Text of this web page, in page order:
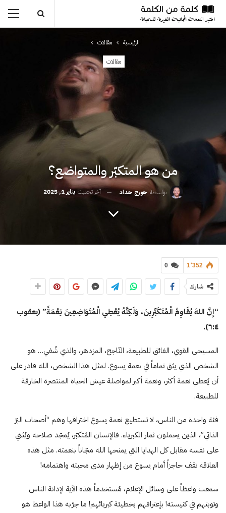
الرئيسية مقالات
مقالات
من هو المتكبّر والمتواضع؟
بواسطةجورج حداد آخر تحديثيناير 1, 2025
0 1٬352
شارك
“إِنَّ اللهَ يُقَاوِمُ الْمُتَكَبِّرِينَ، وَلَكِنَّهُ يُعْطِي الْمُتَوَاضِعِينَ نِعْمَةً” (يعقوب
٦:٤).
المسيحي القوي، الفائق للطبيعة، النّاجح، المزدهر، والذي شُفي… هو
الشخص الذي يثق تماماً في نعمة يسوع. لمثل هذا الشخص، الله قادر على
أن يُعطي نعمة أكثر، ونعمة أكبر لمواصلة عيش الحياة المنتصرة الخارقة
للطبيعة.
فئة واحدة من الناس، لا تستطيع نعمة يسوع اختراقها وهم “أصحاب البرّ
الذاتي”، الذين يحملون ثمار الكبرياء. فالإنسان المُتكبّر، يُمجّد صلاحه ويُثني
على نفسه مقابل كل الهدايا التي يمنحها الله مجّاناً بنعمته. مثل هذه
العلاقة تقف حاجزاً أمام يسوع من إظهار مدى محبته واهتمامه!
سمعت واعظاً على وسائل الإعلام، مُستخدماً هذه الآية لإدانة الناس
وتوبتهم في كنيسته! بإعترافهم بخطيئة كبريائهم! ما جرّبه هذا الواعظ هو